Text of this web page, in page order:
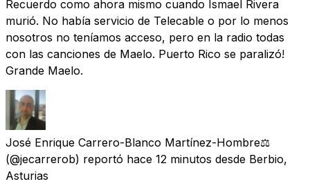
Recuerdo como ahora mismo cuando Ismael Rivera
murió. No había servicio de Telecable o por lo menos
nosotros no teníamos acceso, pero en la radio todas
con las canciones de Maelo. Puerto Rico se paralizó!
Grande Maelo.
José Enrique Carrero-Blanco Martínez-Hombre⚖️
(@jecarrerob) reportó hace 12 minutos desde Berbio,
Asturias